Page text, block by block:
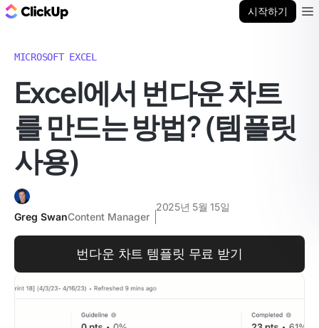
시작하기
MICROSOFT EXCEL
Excel에서 번다운 차트
를 만드는 방법? (템플릿
사용)
Greg SwanContent Manager
2025년 5월 15일
번다운 차트 템플릿 무료 받기